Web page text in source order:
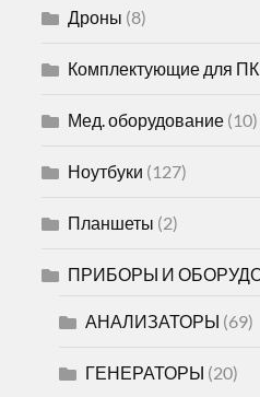
Дроны (8)
Комплектующие для ПК
Мед. оборудование (10)
Ноутбуки (127)
Планшеты (2)
ПРИБОРЫ И
АНАЛИЗАТОРЫ (69)
ГЕНЕРАТОРЫ (20)